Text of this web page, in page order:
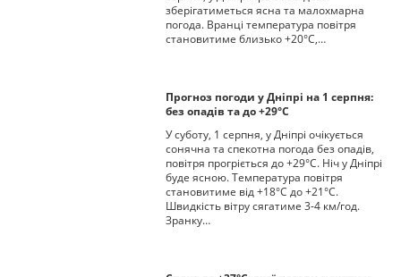
зберігатиметься ясна та малохмарна
погода. Вранці температура повітря
становитиме близько +20°С,…
Прогноз погоди у Дніпрі на 1 серпня:
без опадів та до +29°С
У суботу, 1 серпня, у Дніпрі очікується
сонячна та спекотна погода без опадів,
повітря прогріється до +29°С. Ніч у Дніпрі
буде ясною. Температура повітря
становитиме від +18°С до +21°С.
Швидкість вітру сягатиме 3-4 км/год.
Зранку…